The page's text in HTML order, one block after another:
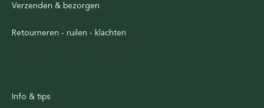
Verzenden & bezorgen
Retourneren - ruilen - klachten
Info & tips